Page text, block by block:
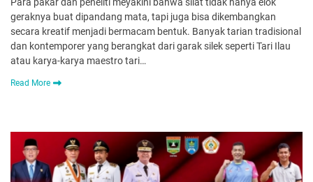
geraknya buat dipandang mata, tapi juga bisa dikembangkan
secara kreatif menjadi bermacam bentuk. Banyak tarian tradisional
dan kontemporer yang berangkat dari garak silek seperti Tari Ilau
atau karya-karya maestro tari…
Read More